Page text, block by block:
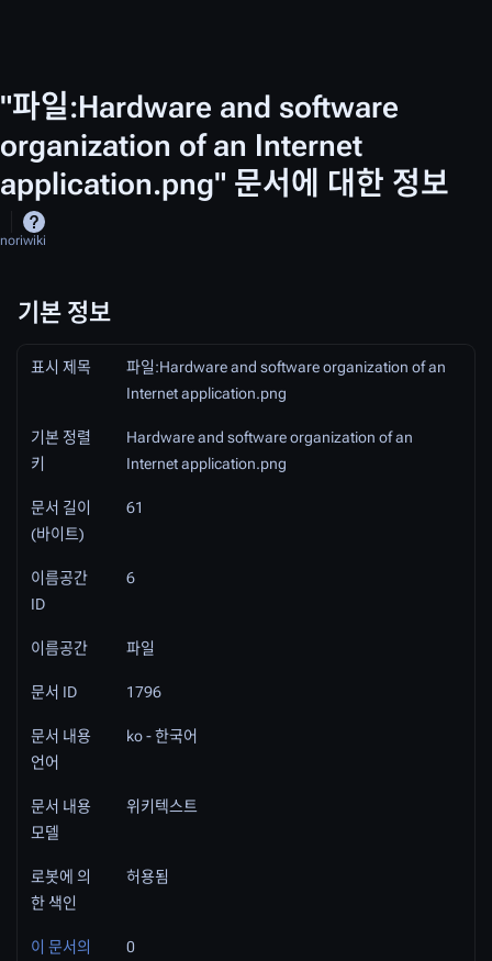
"파일:Hardware and software
organization of an Internet
application.png" 문서에 대한 정보
noriwiki
기본 정보
표시 제목
파일:Hardware and software organization of an
Internet application.png
기본 정렬
키
Hardware and software organization of an
Internet application.png
문서 길이
(바이트)
61
이름공간
ID
6
이름공간 파일
문서 ID 1796
문서 내용
언어
ko - 한국어
문서 내용
모델
위키텍스트
로봇에 의
한 색인
허용됨
이 문서의
0